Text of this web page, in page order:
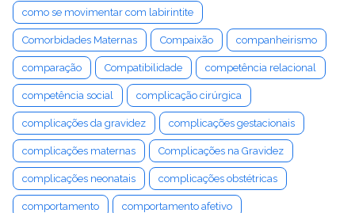
como se movimentar com labirintite
Comorbidades Maternas Compaixão companheirismo
comparação Compatibilidade competência relacional
competência social complicação cirúrgica
complicações da gravidez complicações gestacionais
complicações maternas Complicações na Gravidez
complicações neonatais complicações obstétricas
comportamento comportamento afetivo